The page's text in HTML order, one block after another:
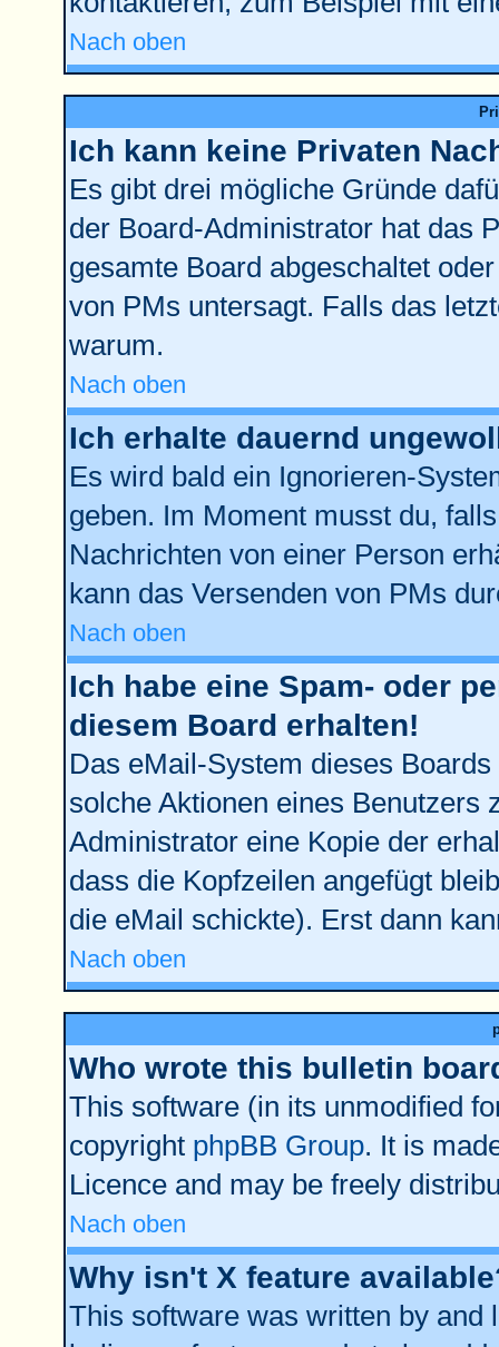
Nach oben
Ich kann keine Privaten
Es gibt drei mögliche Gründe
der Board-Administrator hat das
gesamte Board abgeschaltet
von PMs untersagt. Falls das
warum.
Nach oben
Ich erhalte dauernd
Es wird bald ein Ignorieren-
geben. Im Moment musst du,
Nachrichten von einer Person
kann das Versenden von PMs
Nach oben
Ich habe eine Spam- oder
diesem Board erhalten!
Das eMail-System dieses
solche Aktionen eines Benutzers
Administrator eine Kopie der
dass die Kopfzeilen angefügt
die eMail schickte). Erst dann
Nach oben
Who wrote this bulletin
This software (in its unmodified
copyright phpBB Group. It is
Licence and may be freely
Nach oben
Why isn't X feature
This software was written by and